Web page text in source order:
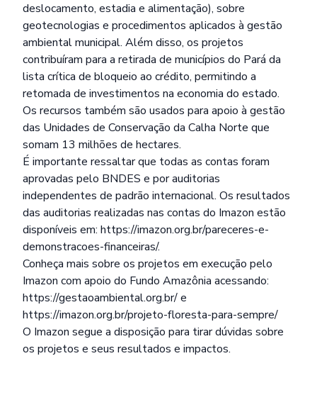
deslocamento, estadia e alimentação), sobre
geotecnologias e procedimentos aplicados à gestão
ambiental municipal. Além disso, os projetos
contribuíram para a retirada de municípios do Pará da
lista crítica de bloqueio ao crédito, permitindo a
retomada de investimentos na economia do estado.
Os recursos também são usados para apoio à gestão
das Unidades de Conservação da Calha Norte que
somam 13 milhões de hectares.
É importante ressaltar que todas as contas foram
aprovadas pelo BNDES e por auditorias
independentes de padrão internacional. Os resultados
das auditorias realizadas nas contas do Imazon estão
disponíveis em: https://imazon.org.br/pareceres-e-
demonstracoes-financeiras/.
Conheça mais sobre os projetos em execução pelo
Imazon com apoio do Fundo Amazônia acessando:
https://gestaoambiental.org.br/e
https://imazon.org.br/projeto-floresta-para-sempre/
O Imazon segue a disposição para tirar dúvidas sobre
os projetos e seus resultados e impactos.